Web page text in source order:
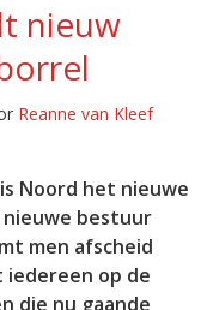
nieuw
Reanne van Kleef
Noord het nieuwe
bestuur
men afscheid
op de
die nu gaande